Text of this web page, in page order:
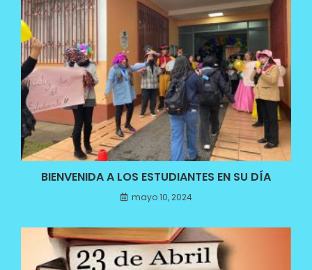
BIENVENIDA A LOS ESTUDIANTES EN SU DÍA
mayo 10, 2024